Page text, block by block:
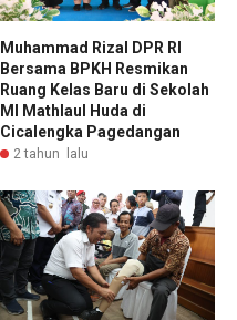
Muhammad Rizal DPR RI
Bersama BPKH Resmikan
Ruang Kelas Baru di Sekolah
MI Mathlaul Huda di
Cicalengka Pagedangan
2 tahun lalu